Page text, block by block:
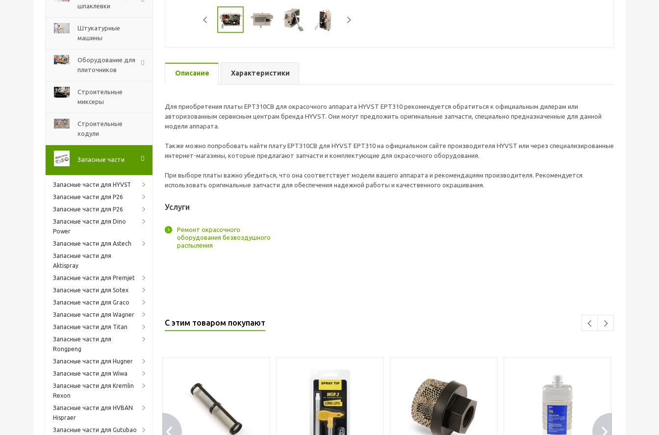
шпаклевки
Штукатурные
машины
Оборудование для
плиточников
Строительные
миксеры
Строительные
ходули
Запасные части
Запасные части для HYVST
Запасные части для P26
Запасные части для P26
Запасные части для Dino
Power
Запасные части для Astech
Запасные части для
Aktispray
Запасные части для Premjet
Запасные части для Sotex
Запасные части для Graco
Запасные части для Wagner
Запасные части для Titan
Запасные части для
Rongpeng
Запасные части для Hugner
Запасные части для Wiwa
Запасные части для Kremlin
Rexon
Запасные части для HVBAN
Hispraer
Запасные части для Gutubao
Описание Характеристики
Для приобретения платы EPT310CB для окрасочного аппарата HYVST EPT310 рекомендуется обратиться к официальным дилерам или
авторизованным сервисным центрам бренда HYVST. Они могут предложить оригинальные запчасти, специально предназначенные для данной
модели аппарата.
Также можно попробовать найти плату EPT310CB для HYVST EPT310 на официальном сайте производителя HYVST или через специализированные
интернет-магазины, которые предлагают запчасти и комплектующие для окрасочного оборудования.
При выборе платы важно убедиться, что она соответствует модели вашего аппарата и рекомендациям производителя. Рекомендуется
использовать оригинальные запчасти для обеспечения надежной работы и качественного окрашивания.
Услуги
Ремонт окрасочного
оборудования безвоздушного
распыления
С этим товаром покупают